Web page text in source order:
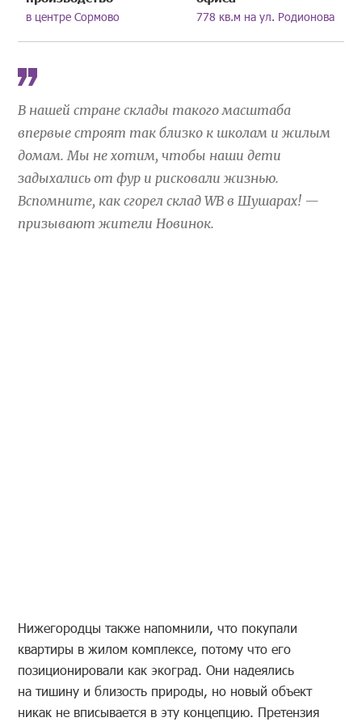
в центре Сормово
778 кв.м на ул. Родионова
В нашей стране склады такого масштаба
впервые строят так близко к школам и жилым
домам. Мы не хотим, чтобы наши дети
задыхались от фур и рисковали жизнью.
Вспомните, как сгорел склад WB в Шушарах! —
призывают жители Новинок.
Нижегородцы также напомнили, что покупали
квартиры в жилом комплексе, потому что его
позиционировали как экоград. Они надеялись
на тишину и близость природы, но новый объект
никак не вписывается в эту концепцию. Претензия